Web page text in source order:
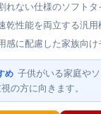
れない仕様のソフトタ
乾性能を両立する汎用
感に配慮した家族向け
め 子供がいる家庭や
の方に向きます。